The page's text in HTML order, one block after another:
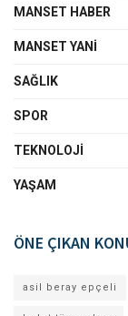
MANSET HABER
MANSET YANI
SAĞLIK
SPOR
TEKNOLOJI
YAŞAM
ÖNE ÇIKAN
asil beray epçeli